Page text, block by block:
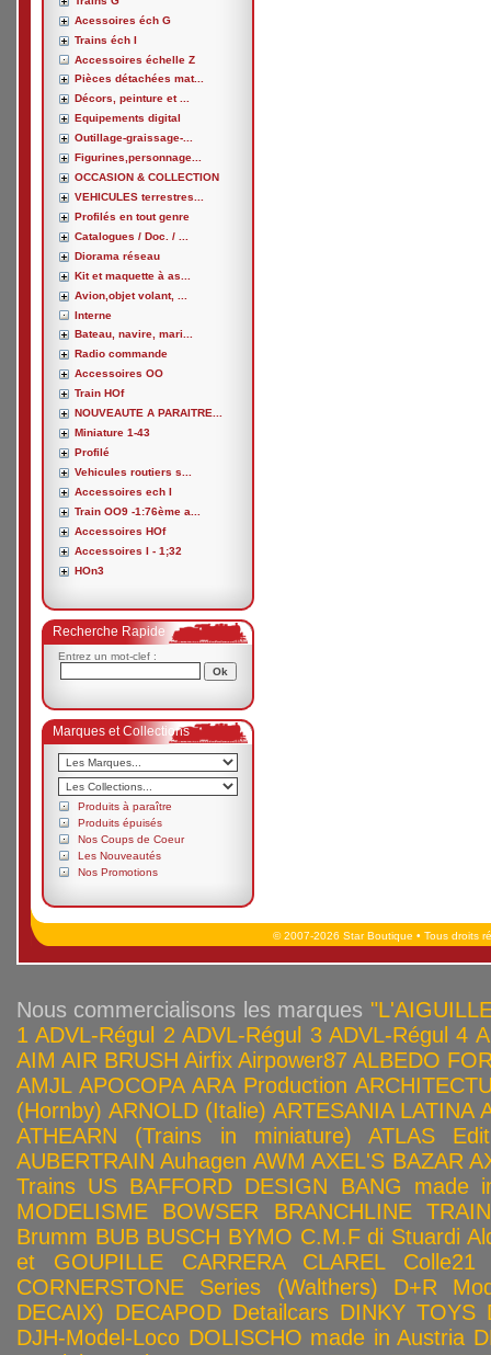
Acessoires éch G
Trains éch I
Accessoires échelle Z
Pièces détachées mat...
Décors, peinture et ...
Equipements digital
Outillage-graissage-...
Figurines,personnage...
OCCASION & COLLECTION
VEHICULES terrestres...
Profilés en tout genre
Catalogues / Doc. / ...
Diorama réseau
Kit et maquette à as...
Avion,objet volant, ...
Interne
Bateau, navire, mari...
Radio commande
Accessoires OO
Train HOf
NOUVEAUTE A PARAITRE...
Miniature 1-43
Profilé
Vehicules routiers s...
Accessoires ech I
Train OO9 -1:76ème a...
Accessoires HOf
Accessoires I - 1;32
HOn3
Recherche Rapide
Entrez un mot-clef :
Marques et Collections
Produits à paraître
Produits épuisés
Nos Coups de Coeur
Les Nouveautés
Nos Promotions
© 2007-2026 Star Boutique • Tous droits
Nous commercialisons les marques
1 ADVL-Régul 2 ADVL-Régul 3 ADVL-Régul 4
AIM AIR BRUSH Airfix Airpower87 ALBEDO
AMJL APOCOPA ARA Production
(Hornby) ARNOLD (Italie) ARTESANIA LATINA
ATHEARN (Trains in miniature)
ATLAS
AUBERTRAIN Auhagen AWM AXEL'S BAZAR
Trains US BAFFORD DESIGN
BANG made
MODELISME
BOWSER
BRANCHLINE
Brumm BUB BUSCH BYMO C.M.F di Stuardi
et GOUPILLE
CARRERA CLAREL
Colle21
CORNERSTONE Series (Walthers)
D+R
DECAIX) DECAPOD Detailcars DINKY TOYS
DJH-Model-Loco DOLISCHO made in Austria